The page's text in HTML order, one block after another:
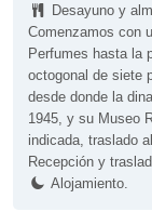
Desayuno y
Comenzamos con
Perfumes hasta la
octogonal de siete
desde donde la
1945, y su Museo
indicada, traslado
Recepción y
Alojamiento.